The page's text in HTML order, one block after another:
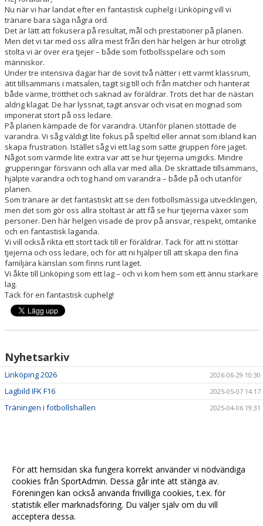
Nu när vi har landat efter en fantastisk cuphelg i Linköping vill vi
tränare bara säga några ord.
Det är lätt att fokusera på resultat, mål och prestationer på planen.
Men det vi tar med oss allra mest från den här helgen är hur otroligt
stolta vi är över era tjejer – både som fotbollsspelare och som
människor.
Under tre intensiva dagar har de sovit två nätter i ett varmt klassrum,
ätit tillsammans i matsalen, tagit sig till och från matcher och hanterat
både värme, trötthet och saknad av föräldrar. Trots det har de nästan
aldrig klagat. De har lyssnat, tagit ansvar och visat en mognad som
imponerat stort på oss ledare.
På planen kämpade de för varandra. Utanför planen stöttade de
varandra. Vi såg väldigt lite fokus på speltid eller annat som ibland kan
skapa frustration. Istället såg vi ett lag som satte gruppen före jaget.
Något som värmde lite extra var att se hur tjejerna umgicks. Mindre
grupperingar försvann och alla var med alla. De skrattade tillsammans,
hjälpte varandra och tog hand om varandra – både på och utanför
planen.
Som tränare är det fantastiskt att se den fotbollsmässiga utvecklingen,
men det som gör oss allra stoltast är att få se hur tjejerna växer som
personer. Den här helgen visade de prov på ansvar, respekt, omtanke
och en fantastisk laganda.
Vi vill också rikta ett stort tack till er föräldrar. Tack för att ni stöttar
tjejerna och oss ledare, och för att ni hjälper till att skapa den fina
familjära känslan som finns runt laget.
Vi åkte till Linköping som ett lag – och vi kom hem som ett ännu starkare
lag.
Tack för en fantastisk cuphelg!
Nyhetsarkiv
Linköping 2026 2026-06-29 10:30
Lagbild IFK F16 2025-05-07 14:17
Träningen i fotbollshallen 2025-04-06 19:31
För att hemsidan ska fungera korrekt använder vi nödvändiga
cookies från SportAdmin. Dessa går inte att stänga av.
Föreningen kan också använda frivilliga cookies, t.ex. för
statistik eller marknadsföring. Du väljer själv om du vill
acceptera dessa.